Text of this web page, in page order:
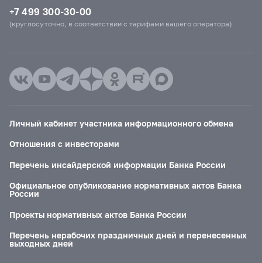
+7 499 300-30-00
(круглосуточно, в соответствии с тарифами вашего оператора)
Личный кабинет участника информационного обмена
Отношения с инвесторами
Перечень инсайдерской информации Банка России
Официальное опубликование нормативных актов Банка
России
Проекты нормативных актов Банка России
Перечень нерабочих праздничных дней и перенесенных
выходных дней